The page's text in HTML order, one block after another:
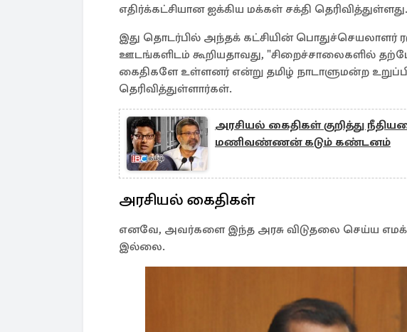
எதிர்க்கட்சியான ஐக்கிய மக்கள் சக்தி தெரிவித்துள்ளது.
இது தொடர்பில் அந்தக் கட்சியின் பொதுச்செயலாளர்
ஊடங்களிடம் கூறியதாவது, "சிறைச்சாலைகளில்
கைதிகளே உள்ளனர் என்று தமிழ் நாடாளுமன்ற
தெரிவித்துள்ளார்கள்.
அரசியல் கைதிகள் குறித்து
மணிவண்ணன் கடும் கண்டனம்
அரசியல் கைதிகள்
எனவே, அவர்களை இந்த அரசு விடுதலை செய்ய
இல்லை.